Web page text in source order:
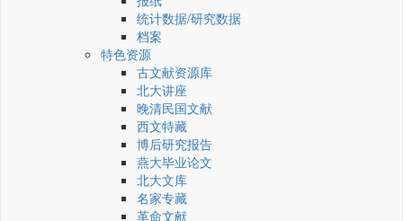
统计数据/研究数据
档案
特色资源
古文献资源库
北大讲座
晚清民国文献
西文特藏
博后研究报告
燕大毕业论文
北大文库
名家专藏
革命文献